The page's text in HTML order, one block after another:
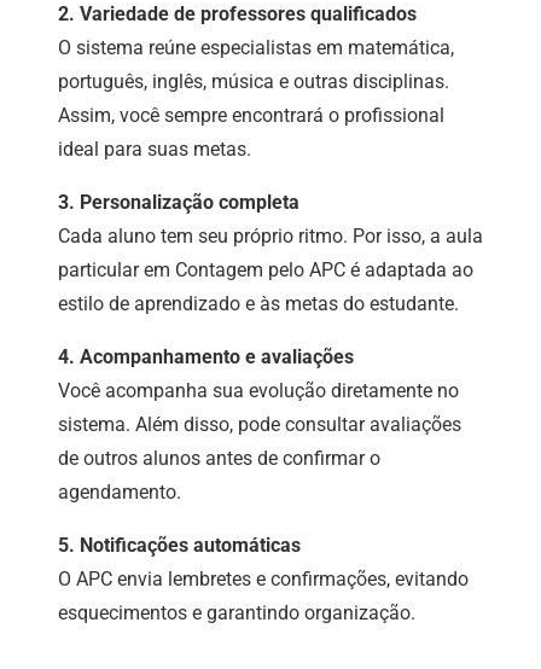
2. Variedade de professores qualificados
O sistema reúne especialistas em matemática,
português, inglês, música e outras disciplinas.
Assim, você sempre encontrará o profissional
ideal para suas metas.
3. Personalização completa
Cada aluno tem seu próprio ritmo. Por isso, a aula
particular em Contagem pelo APC é adaptada ao
estilo de aprendizado e às metas do estudante.
4. Acompanhamento e avaliações
Você acompanha sua evolução diretamente no
sistema. Além disso, pode consultar avaliações
de outros alunos antes de confirmar o
agendamento.
5. Notificações automáticas
O APC envia lembretes e confirmações, evitando
esquecimentos e garantindo organização.